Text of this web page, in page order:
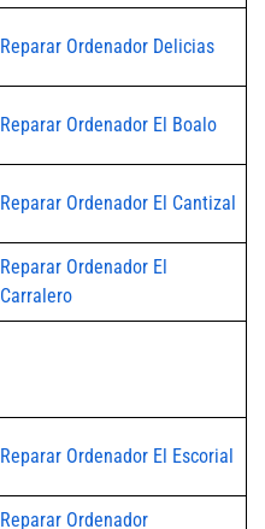
Reparar Ordenador Delicias
Reparar Ordenador El Boalo
Reparar Ordenador El Cantizal
Reparar Ordenador El
Carralero
Reparar Ordenador El Escorial
Reparar Ordenador